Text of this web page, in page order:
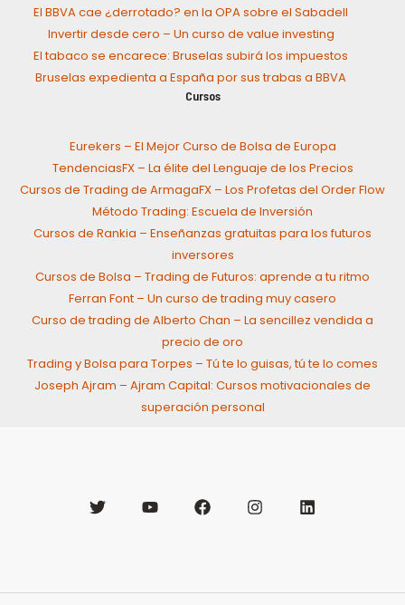
El BBVA cae ¿derrotado? en la OPA sobre el Sabadell
Invertir desde cero – Un curso de value investing
El tabaco se encarece: Bruselas subirá los impuestos
Bruselas expedienta a España por sus trabas a BBVA
Cursos
Eurekers – El Mejor Curso de Bolsa de Europa
TendenciasFX – La élite del Lenguaje de los Precios
Cursos de Trading de ArmagaFX – Los Profetas del Order Flow
Método Trading: Escuela de Inversión
Cursos de Rankia – Enseñanzas gratuitas para los futuros
inversores
Cursos de Bolsa – Trading de Futuros: aprende a tu ritmo
Ferran Font – Un curso de trading muy casero
Curso de trading de Alberto Chan – La sencillez vendida a
precio de oro
Trading y Bolsa para Torpes – Tú te lo guisas, tú te lo comes
Joseph Ajram – Ajram Capital: Cursos motivacionales de
superación personal